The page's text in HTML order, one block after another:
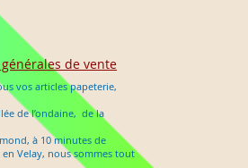
de vente
vos articles papeterie,
de l’ondaine, de la
à 10 minutes de
en Velay, nous sommes tout